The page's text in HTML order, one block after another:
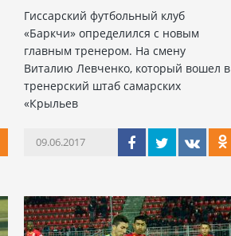
Гиссарский футбольный клуб
«Баркчи» определился с новым
главным тренером. На смену
Виталию Левченко, который вошел в
тренерский штаб самарских
«Крыльев
09.06.2017